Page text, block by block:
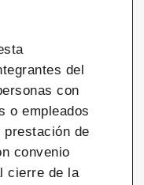
del
con
o empleados
prestación de
convenio
cierre de la